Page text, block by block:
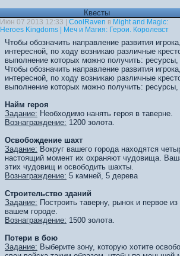
Квесты
Июн 07 2013 12:33 | CoolRaven в Might and Magic:
Heroes Kingdoms | Меч и Магия: Герои. Королевст
Чтобы обозначить направление развития
интересной, по ходу возникаю различные
выполнение которых можно получить:
Чтобы обозначить направление развития
интересной, по ходу возникаю различные
выполнение которых можно получить:
Найм героя
Задание: Необходимо нанять героя в таверне.
Вознаграждение: 1200 золота.
Освобождение шахт
Задание: Вокруг вашего города находятся
настоящий момент их охраняют чудовища.
этих чудовищ и освободить шахты.
Вознаграждение: 5 камней, 5 дерева
Строительство зданий
Задание: Построить таверну, рынок и первое
вашем городе.
Вознаграждение: 1500 золота.
Потери в бою
Задание: Выберите зону, которую хотите